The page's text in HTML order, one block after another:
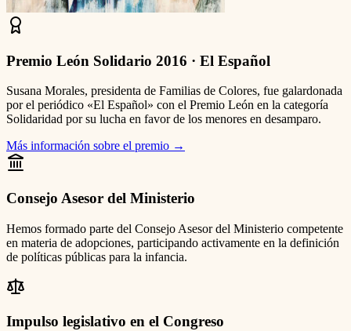
Premio León Solidario 2016 · El Español
Susana Morales, presidenta de Familias de Colores, fue galardonada
por el periódico «El Español» con el Premio León en la categoría
Solidaridad por su lucha en favor de los menores en desamparo.
Más información sobre el premio →
Consejo Asesor del Ministerio
Hemos formado parte del Consejo Asesor del Ministerio competente
en materia de adopciones, participando activamente en la definición
de políticas públicas para la infancia.
Impulso legislativo en el Congreso